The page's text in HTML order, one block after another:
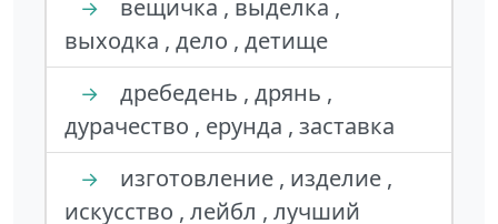
→
вещичка , выделка ,
выходка , дело , детище
→
дребедень , дрянь ,
дурачество , ерунда , заставка
→
изготовление , изделие ,
искусство , лейбл , лучший